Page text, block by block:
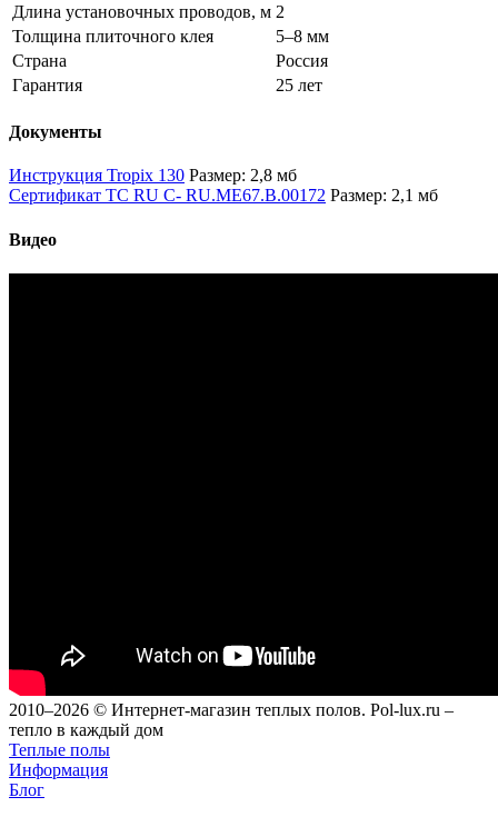
Длина установочных проводов, м 2
Толщина плиточного клея
5–8 мм
Страна
Россия
Гарантия
25 лет
Документы
Инструкция Tropix 130 Размер: 2,8 мб
Сертификат TC RU C- RU.ME67.B.00172 Размер: 2,1 мб
Видео
2010–2026 © Интернет-магазин теплых полов. Pol-lux.ru –
тепло в каждый дом
Теплые полы
Информация
Блог